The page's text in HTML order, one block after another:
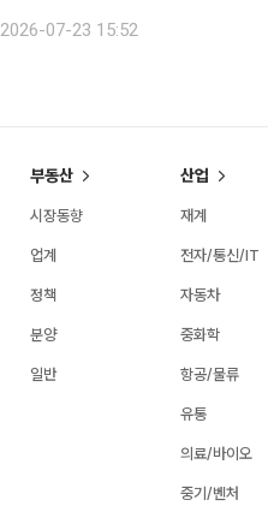
께하는 시장으로 진화하고 있다. 법인
2026-07-23 15:52
부동산
시장동향
업계
정책
분양
일반
산업
재계
전자/통신/IT
자동차
중화학
항공/물류
유통
의료/바이오
중기/벤처